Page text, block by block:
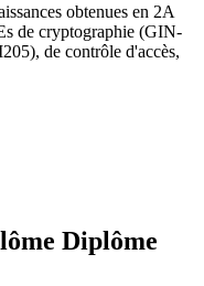
obtenues en 2A
de cryptographie (GIN-
de contrôle d'accès,
Diplôme